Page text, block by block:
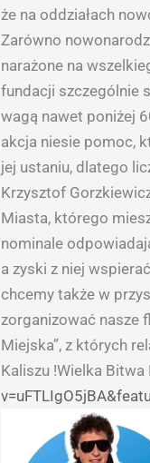
że na oddziałach
Zarówno
narażone na
fundacji szczególnie
wagą nawet poniżej
akcja niesie pomoc,
jej ustaniu, dlatego
Krzysztof
Miasta, którego
nominale
a zyski z niej
chcemy także w
zorganizować nasze
Miejska”, z których
Kaliszu !Wielka Bitwa